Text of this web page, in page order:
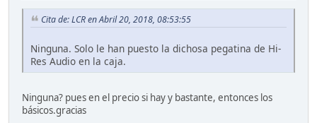
Cita de: LCR en Abril 20, 2018, 08:53:55
Ninguna. Solo le han puesto la dichosa pegatina de Hi-
Res Audio en la caja.
Ninguna? pues en el precio si hay y bastante, entonces los
básicos.gracias